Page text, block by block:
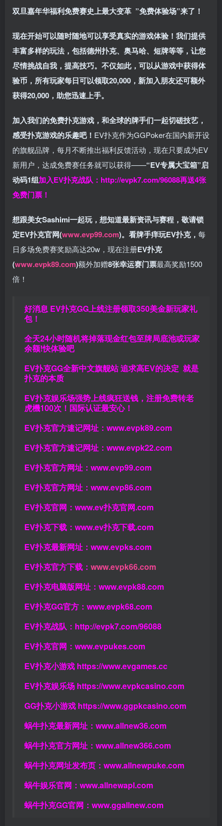
双旦嘉年华福利免费赛史上最大变革 ”免费体验场”来了！
现在开始可以随时随地可以享受真实的游戏体验！我们提供
丰富多样的玩法，包括德州扑克、奥马哈、短牌等等，让您
尽情挑战自我，提高技巧。不仅如此， 可以从游戏中获得体
验币，所有玩家每日可以领取20,000，新加入朋友还可额外
获得20,000，助您迅速上手。
加入我们的免费扑克游戏，和全球的牌手们一起切磋技艺，
感受扑克游戏的乐趣吧！ EV扑克作为GGPoker在国内新开设
的旗舰品牌，每月不断推出福利反馈活动，现在只要成为EV
新用户，达成免费赛任务就可以获得——“EV专属大宝箱”启
动码1组加入EV扑克战队： http://evpk7.com/96088再送4张
免费门票！
想跟美女Sashimi一起玩， 想知道最新资讯与赛程， 敬请锁
定EV扑克官网(www.evp99.com)。 看牌手痒玩EV扑克， 每
日多场免费赛奖励高达20w，现在注册EV扑克
(www.evpk89.com)额外加赠8张幸运赛门票最高奖励1500
倍！
好消息 EV扑克GG上线注册领取350美金新玩家礼
包！
全天24小时随机将掉落现金红包至牌局底池或玩家
余额!快体验吧
EV扑克GG全新中文旗舰站追求高EV的决定 就是
扑克的本质
EV扑克娱乐场强势上线疯狂送钱，注册免费转老
虎機100次！国际认证最安心！
EV扑克官方速记网址： www.evpk89.com
EV扑克官方速记网址： www.evpk22.com
EV扑克官方网址： www.evp99.com
EV扑克官方网址： www.evp86.com
EV扑克官网： www.ev扑克官网.com
EV扑克下载： www.ev扑克下载.com
EV扑克最新网址： www.evpks.com
EV扑克官方下载： www.evpk66.com
EV扑克电脑版网址： www.evpk88.com
EV扑克GG官方： www.evpk68.com
EV扑克战队： http://evpk7.com/96088
EV扑克官网： www.evpukes.com
EV扑克小游戏 https://www.evgames.cc
EV扑克娱乐场 https://www.evpkcasino.com
GG扑克小游戏 https://www.ggpkcasino.com
蜗牛扑克最新网址： www.allnew36.com
蜗牛扑克官方网址： www.allnew366.com
蜗牛扑克网址发布页： www.allnewpuke.com
蜗牛娱乐官网： www.allnewapl.com
蜗牛扑克GG官网： www.ggallnew.com